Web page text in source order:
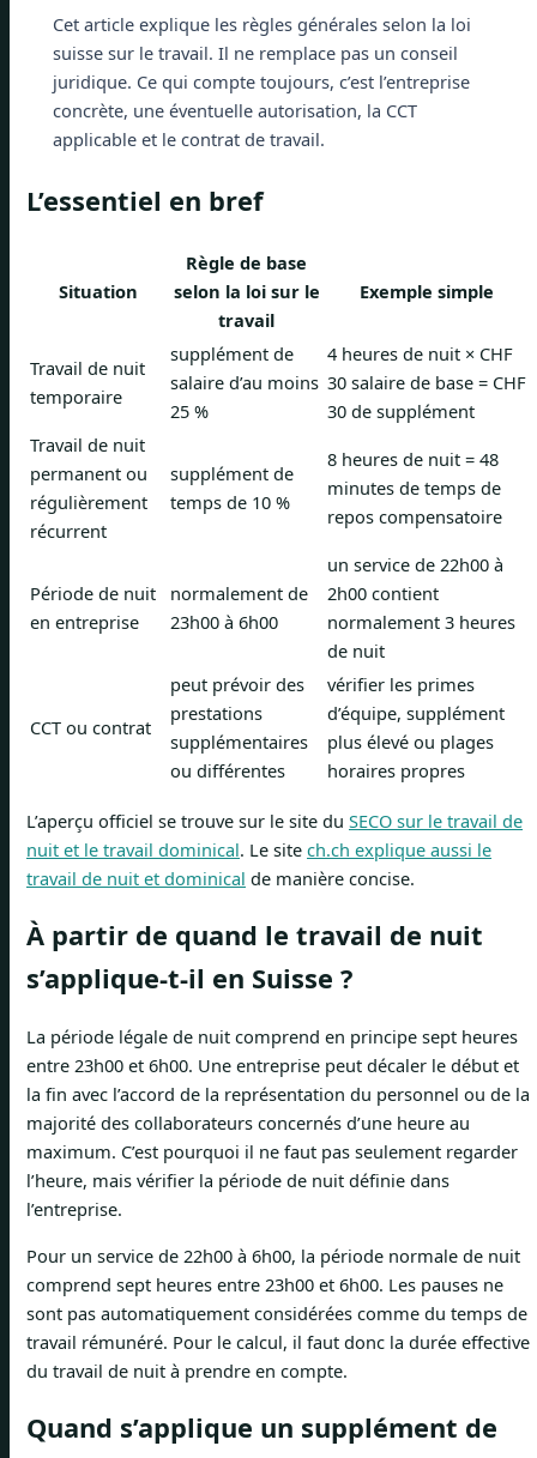
Cet article explique les règles générales selon la loi
suisse sur le travail. Il ne remplace pas un conseil
juridique. Ce qui compte toujours, c’est l’entreprise
concrète, une éventuelle autorisation, la CCT
applicable et le contrat de travail.
L’essentiel en bref
Situation
Règle de base
selon la loi sur le
travail
Exemple simple
Travail de nuit
temporaire
supplément de
salaire d’au moins
25 %
4 heures de nuit × CHF
30 salaire de base = CHF
30 de supplément
Travail de nuit
permanent ou
régulièrement
récurrent
supplément de
temps de 10 %
8 heures de nuit = 48
minutes de temps de
repos compensatoire
Période de nuit
en entreprise
normalement de
23h00 à 6h00
un service de 22h00 à
2h00 contient
normalement 3 heures
de nuit
CCT ou contrat
peut prévoir des
prestations
supplémentaires
ou différentes
vérifier les primes
d’équipe, supplément
plus élevé ou plages
horaires propres
L’aperçu officiel se trouve sur le site du SECO sur le travail de
nuit et le travail dominical. Le site ch.ch explique aussi le
travail de nuit et dominical de manière concise.
À partir de quand le travail de nuit
s’applique-t-il en Suisse ?
La période légale de nuit comprend en principe sept heures
entre 23h00 et 6h00. Une entreprise peut décaler le début et
la fin avec l’accord de la représentation du personnel ou de la
majorité des collaborateurs concernés d’une heure au
maximum. C’est pourquoi il ne faut pas seulement regarder
l’heure, mais vérifier la période de nuit définie dans
l’entreprise.
Pour un service de 22h00 à 6h00, la période normale de nuit
comprend sept heures entre 23h00 et 6h00. Les pauses ne
sont pas automatiquement considérées comme du temps de
travail rémunéré. Pour le calcul, il faut donc la durée effective
du travail de nuit à prendre en compte.
Quand s’applique un supplément de